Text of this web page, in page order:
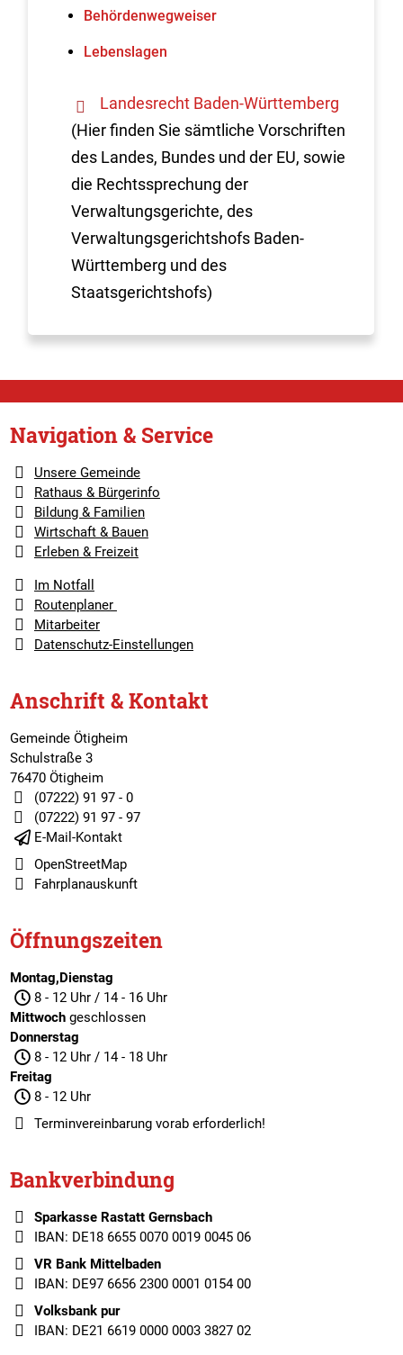
Behördenwegweiser
Lebenslagen
Landesrecht Baden-Württemberg
(Hier finden Sie sämtliche Vorschriften
des Landes, Bundes und der EU, sowie
die Rechtssprechung der
Verwaltungsgerichte, des
Verwaltungsgerichtshofs Baden-
Württemberg und des
Staatsgerichtshofs)
Navigation & Service
Unsere Gemeinde
Rathaus & Bürgerinfo
Bildung & Familien
Wirtschaft & Bauen
Erleben & Freizeit
Im Notfall
Routenplaner
Mitarbeiter
Datenschutz-Einstellungen
Anschrift & Kontakt
Gemeinde Ötigheim
Schulstraße 3
76470 Ötigheim
(07222) 91 97 - 0
(07222) 91 97 - 97
E-Mail-Kontakt
OpenStreetMap
Fahrplanauskunft
Öffnungszeiten
Montag,Dienstag
8 - 12 Uhr / 14 - 16 Uhr
Mittwochgeschlossen
Donnerstag
8 - 12 Uhr / 14 - 18 Uhr
Freitag
8 - 12 Uhr
Terminvereinbarungvorab erforderlich!
Bankverbindung
Sparkasse Rastatt Gernsbach
IBAN: DE18 6655 0070 0019 0045 06
VR Bank Mittelbaden
IBAN: DE97 6656 2300 0001 0154 00
Volksbank pur
IBAN: DE21 6619 0000 0003 3827 02